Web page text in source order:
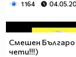
1 164
Смешен Българо
чети!!!)